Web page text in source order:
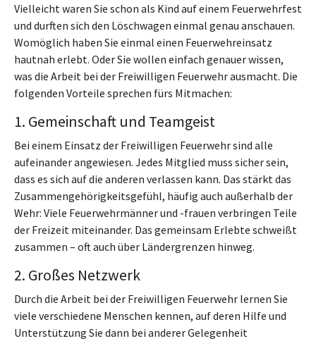
Vielleicht waren Sie schon als Kind auf einem Feuerwehrfest
und durften sich den Löschwagen einmal genau anschauen.
Womöglich haben Sie einmal einen Feuerwehreinsatz
hautnah erlebt. Oder Sie wollen einfach genauer wissen,
was die Arbeit bei der Freiwilligen Feuerwehr ausmacht. Die
folgenden Vorteile sprechen fürs Mitmachen:
1. Gemeinschaft und Teamgeist
Bei einem Einsatz der Freiwilligen Feuerwehr sind alle
aufeinander angewiesen. Jedes Mitglied muss sicher sein,
dass es sich auf die anderen verlassen kann. Das stärkt das
Zusammengehörigkeitsgefühl, häufig auch außerhalb der
Wehr: Viele Feuerwehrmänner und -frauen verbringen Teile
der Freizeit miteinander. Das gemeinsam Erlebte schweißt
zusammen – oft auch über Ländergrenzen hinweg.
2. Großes Netzwerk
Durch die Arbeit bei der Freiwilligen Feuerwehr lernen Sie
viele verschiedene Menschen kennen, auf deren Hilfe und
Unterstützung Sie dann bei anderer Gelegenheit